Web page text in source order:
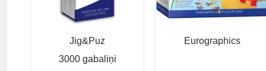
Jig&Puz
3000 gabaliņi
Eurographics